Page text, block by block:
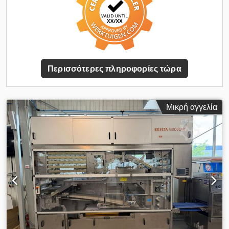
Περισσότερες πληροφορίες τώρα
Μικρή αγγελία